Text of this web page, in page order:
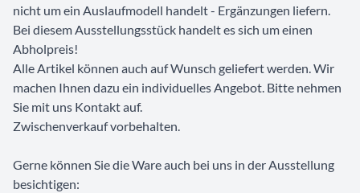
nicht um ein Auslaufmodell handelt - Ergänzungen liefern.
Bei diesem Ausstellungsstück handelt es sich um einen
Abholpreis!
Alle Artikel können auch auf Wunsch geliefert werden. Wir
machen Ihnen dazu ein individuelles Angebot. Bitte nehmen
Sie mit uns Kontakt auf.
Zwischenverkauf vorbehalten.
Gerne können Sie die Ware auch bei uns in der Ausstellung
besichtigen: